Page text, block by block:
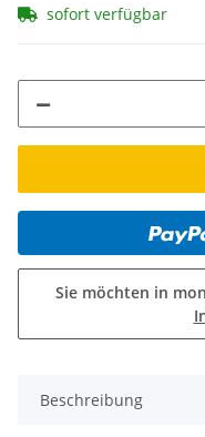
sofort verfügbar
Sie möchten in
Beschreibung